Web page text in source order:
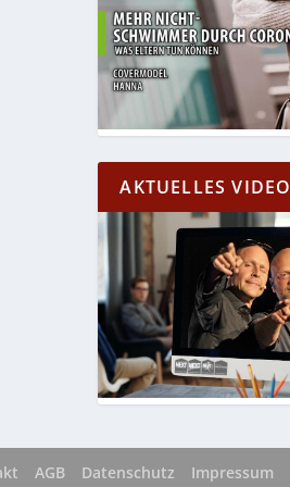
AKTUELLES VIDEO
AGB Datenschutz Impressum